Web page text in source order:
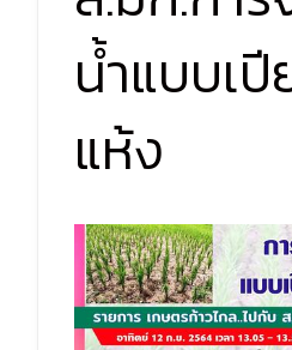
น้ำแบบเ
แห้ง